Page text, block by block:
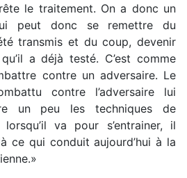
le traitement. On a donc un
peut donc se remettre du
transmis et du coup, devenir
a déjà testé. C’est comme
contre un adversaire. Le
contre l’adversaire lui
un peu les techniques de
va pour s’entrainer, il
ce qui conduit aujourd’hui à la